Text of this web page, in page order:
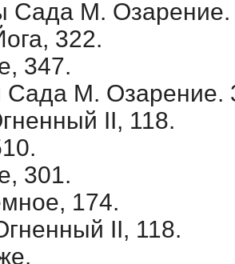
Сада М.
322.
347.
Сада М. Озарение.
II, 118.
301.
174.
II, 118.